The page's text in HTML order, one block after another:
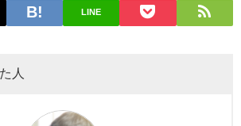
LINE
人